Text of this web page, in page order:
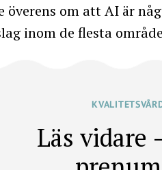
överens om att AI är
inom de flesta
Läs vidare